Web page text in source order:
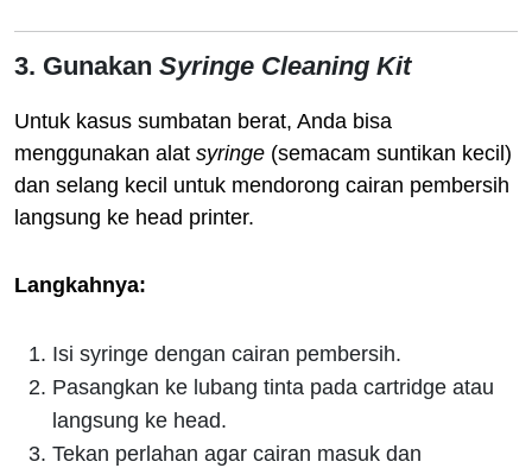
3. Gunakan Syringe Cleaning Kit
Untuk kasus sumbatan berat, Anda bisa
menggunakan alat syringe (semacam suntikan kecil)
dan selang kecil untuk mendorong cairan pembersih
langsung ke head printer.
Langkahnya:
Isi syringe dengan cairan pembersih.
Pasangkan ke lubang tinta pada cartridge atau
langsung ke head.
Tekan perlahan agar cairan masuk dan